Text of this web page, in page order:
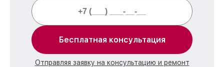
Бесплатная консультация
Отправляя заявку на консультацию и ремонт